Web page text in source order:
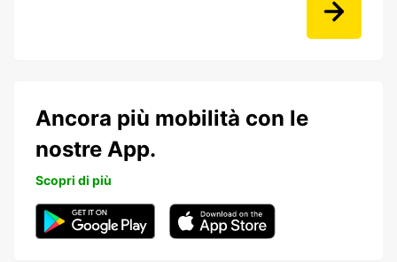
Ancora più mobilità con le
nostre App.
Scopri di più